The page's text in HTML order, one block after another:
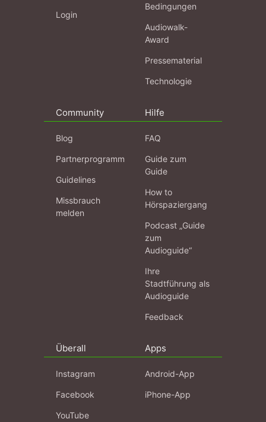
Login
Bedingungen
Audiowalk-
Award
Pressematerial
Technologie
Community
Blog
Partnerprogramm
Guidelines
Missbrauch
melden
Hilfe
FAQ
Guide zum
Guide
How to
Hörspaziergang
Podcast „Guide
zum
Audioguide“
Ihre
Stadtführung als
Audioguide
Feedback
Überall
Instagram
Facebook
YouTube
Apps
Android-App
iPhone-App